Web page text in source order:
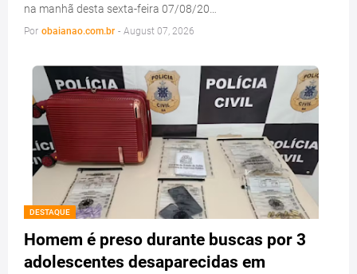
na manhã desta sexta-feira 07/08/20…
Por obaianao.com.br - August 07, 2026
DESTAQUE
Homem é preso durante buscas por 3
adolescentes desaparecidas em